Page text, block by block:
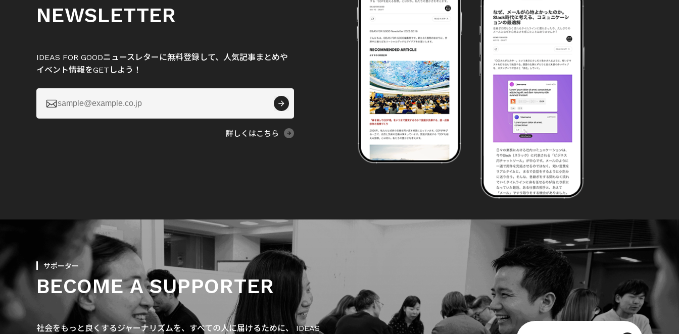
NEWSLETTER
IDEAS FOR GOODニュースレターに無料登録して、人気記事まとめや
イベント情報をGETしよう！

詳しくはこちら
サポーター
BECOME A SUPPORTER
社会をもっと良くするジャーナリズムを、すべての人に届けるために、 IDEAS